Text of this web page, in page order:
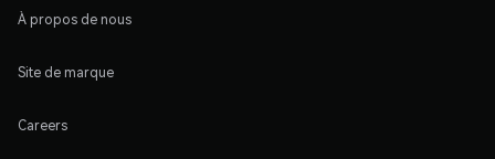
À propos de nous
Site de marque
Careers